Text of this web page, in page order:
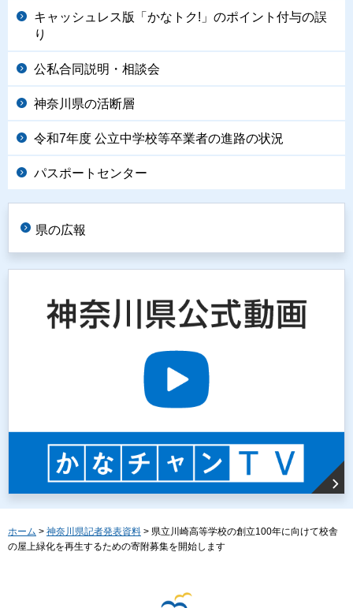
キャッシュレス版「かなトク!」のポイント付与の誤
り
公私合同説明・相談会
神奈川県の活断層
令和7年度 公立中学校等卒業者の進路の状況
パスポートセンター
県の広報
ホーム > 神奈川県記者発表資料 > 県立川崎高等学校の創立100年に向けて校舎
の屋上緑化を再生するための寄附募集を開始します